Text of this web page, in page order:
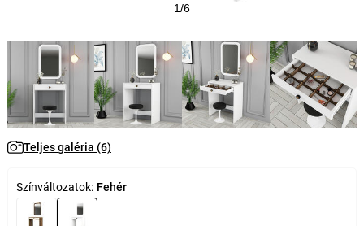
1/6
Teljes galéria (6)
Színváltozatok: Fehér